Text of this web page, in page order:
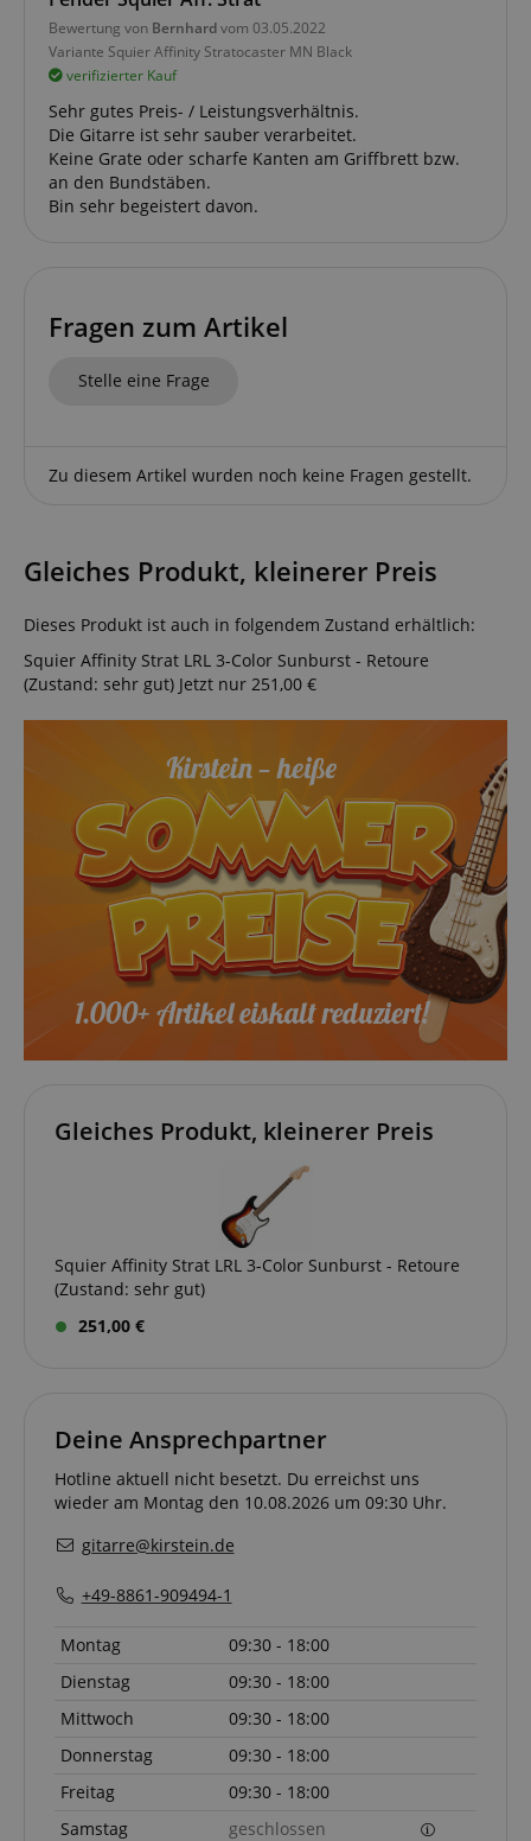
Bewertung von Bernhardvom 03.05.2022
Variante Squier Affinity Stratocaster MN Black
verifizierter Kauf
Sehr gutes Preis- / Leistungsverhältnis.
Die Gitarre ist sehr sauber verarbeitet.
Keine Grate oder scharfe Kanten am Griffbrett bzw.
an den Bundstäben.
Bin sehr begeistert davon.
Fragen zum Artikel
Stelle eine Frage
Zu diesem Artikel wurden noch keine Fragen gestellt.
Gleiches Produkt, kleinerer Preis
Dieses Produkt ist auch in folgendem Zustand erhältlich:
Squier Affinity Strat LRL 3-Color Sunburst - Retoure
(Zustand: sehr gut) Jetzt nur 251,00 €
Gleiches Produkt, kleinerer Preis
Squier Affinity Strat LRL 3-Color Sunburst - Retoure
(Zustand: sehr gut)
251,00 €
Deine Ansprechpartner
Hotline aktuell nicht besetzt. Du erreichst uns
wieder am Montag den 10.08.2026 um 09:30 Uhr.
gitarre@kirstein.de
+49-8861-909494-1
Montag
09:30 - 18:00
Dienstag
09:30 - 18:00
Mittwoch
09:30 - 18:00
Donnerstag
09:30 - 18:00
Freitag
09:30 - 18:00
Samstag
geschlossen